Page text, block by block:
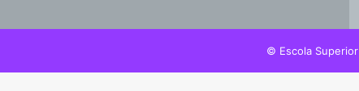
© Escola